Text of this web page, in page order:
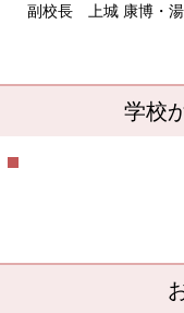
副校長 上城 康博・湯
学校